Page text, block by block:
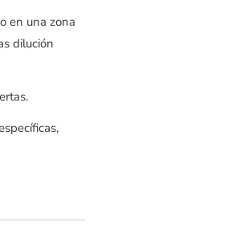
en una zona
dilución